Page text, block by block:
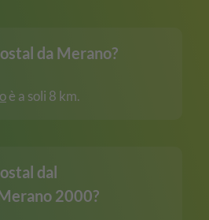
da Merano?
è a soli 8 km.
dal
2000?